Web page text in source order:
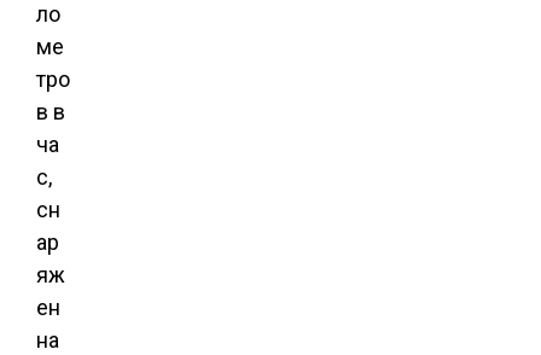
ло
ме
тро
в в
ча
с,
сн
ар
яж
ен
на